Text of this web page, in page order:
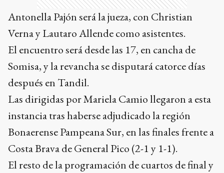
Antonella Pajón será la jueza, con Christian
Verna y Lautaro Allende como asistentes.
El encuentro será desde las 17, en cancha de
Somisa, y la revancha se disputará catorce días
después en Tandil.
Las dirigidas por Mariela Camio llegaron a esta
instancia tras haberse adjudicado la región
Bonaerense Pampeana Sur, en las finales frente a
Costa Brava de General Pico (2-1 y 1-1).
El resto de la programación de cuartos de final y